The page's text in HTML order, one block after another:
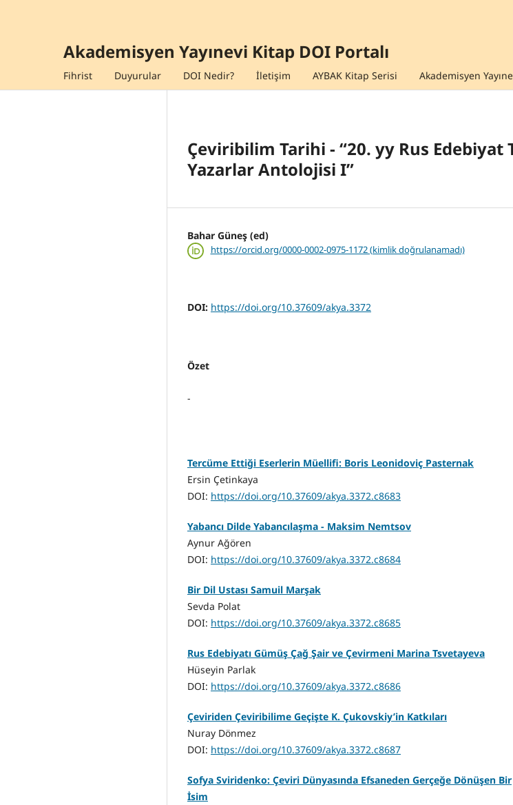
Akademisyen Yayınevi Kitap DOI Portalı
Fihrist Duyurular DOI Nedir? İletişim AYBAK Kitap Serisi Akademisyen
Çeviribilim Tarihi - “20. yy Rus
Yazarlar Antolojisi I”
Bahar Güneş (ed)
https://orcid.org/0000-0002-0975-1172 (kimlik doğrulanamadı)
DOI: https://doi.org/10.37609/akya.3372
Özet
-
Tercüme Ettiği Eserlerin Müellifi: Boris Leonidoviç Pasternak
Ersin Çetinkaya
DOI: https://doi.org/10.37609/akya.3372.c8683
Yabancı Dilde Yabancılaşma - Maksim Nemtsov
Aynur Ağören
DOI: https://doi.org/10.37609/akya.3372.c8684
Bir Dil Ustası Samuil Marşak
Sevda Polat
DOI: https://doi.org/10.37609/akya.3372.c8685
Rus Edebiyatı Gümüş Çağ Şair ve Çevirmeni Marina Tsvetayeva
Hüseyin Parlak
DOI: https://doi.org/10.37609/akya.3372.c8686
Çeviriden Çeviribilime Geçişte K. Çukovskiy’in Katkıları
Nuray Dönmez
DOI: https://doi.org/10.37609/akya.3372.c8687
Sofya Sviridenko: Çeviri Dünyasında Efsaneden Gerçeğe Dönüşen Bir
İsim